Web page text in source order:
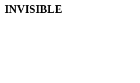
INVISIBLE